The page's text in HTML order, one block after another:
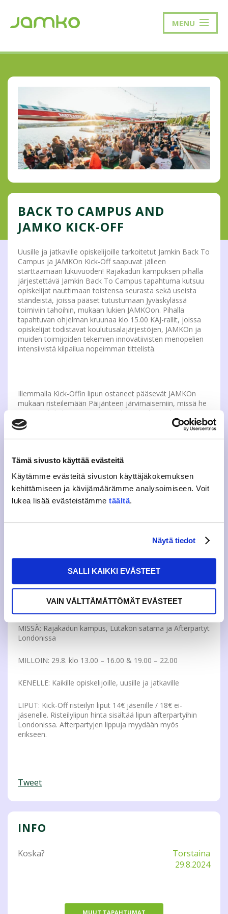
Tämä sivusto käyttää evästeitä
Käytämme evästeitä sivuston käyttäjäkokemuksen
kehittämiseen ja kävijämäärämme analysoimiseen. Voit
lukea lisää evästeistämme täältä.
Näytä tiedot
SALLI KAIKKI EVÄSTEET
VAIN VÄLTTÄMÄTTÖMÄT EVÄSTEET
MENU
BACK TO CAMPUS AND
JAMKO KICK-OFF
Uusille ja jatkaville opiskelijoille tarkoitetut Jamkin Back To
Campus ja JAMKOn Kick-Off saapuvat jälleen
starttaamaan lukuvuoden! Rajakadun kampuksen pihalla
järjestettävä Jamkin Back To Campus tapahtuma kutsuu
opiskelijat nauttimaan toistensa seurasta sekä useista
ständeistä, joissa pääset tutustumaan Jyväskylässä
toimiviin tahoihin, mukaan lukien JAMKOon. Pihalla
tapahtuvan ohjelman kruunaa klo 15.00 KAJ-rallit, joissa
opiskelijat todistavat koulutusalajärjestöjen, JAMKOn ja
muiden toimijoiden tekemien innovatiivisten menopelien
intensiivistä kilpailua nopeimman tittelistä.
Illemmalla Kick-Offin lipun ostaneet pääsevät JAMKOn
mukaan risteilemään Päijänteen järvimaisemiin, missä he
voivat nähdä kaunista Suomen luontoa laiva Rhean
kyydissä. Risteilyn aikana on myös hauskaa ohjelmaa,
mitä voi nauttia kauniiden maisemien kera. Illan
päätepysäkkinä on London, missä pääset juhlistamaan
Liput tapahtumaan tulevat myyntiin 21.8. klo 15.00.
Tallenna tapahtuma Kide.appissa ja nappaa lippusi
Nappaa lippusi täältä!
MITÄ: Jamkin Back To Campus ja Kick-Off + Afterparty
MISSÄ: Rajakadun kampus, Lutakon satama ja Afterpartyt
Londonissa
MILLOIN: 29.8. klo 13.00 – 16.00 & 19.00 – 22.00
KENELLE: Kaikille opiskelijoille, uusille ja jatkaville
LIPUT: Kick-Off risteilyn liput 14€ jäsenille / 18€ ei-
jäsenelle. Risteilylipun hinta sisältää lipun afterpartyihin
Londonissa. Afterpartyjen lippuja myydään myös
erikseen.
Tweet
INFO
Koska?
Torstaina
29.8.2024
MUUT TAPAHTUMAT